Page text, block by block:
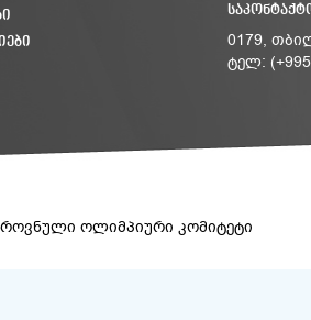
0179,
ტელ: (+995
ოლიმპიური კომიტეტი